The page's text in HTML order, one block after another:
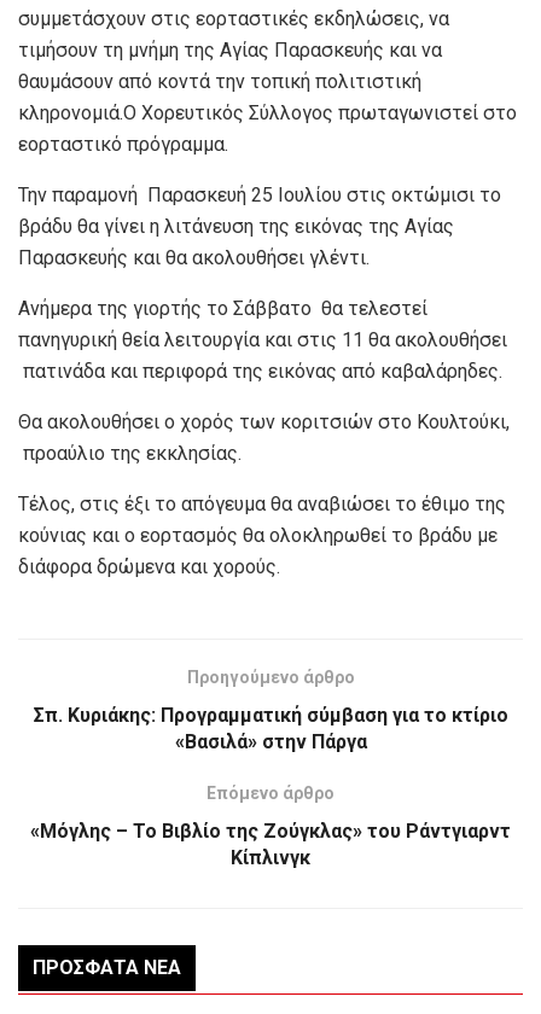
συμμετάσχουν στις εορταστικές εκδηλώσεις, να
τιμήσουν τη μνήμη της Αγίας Παρασκευής και να
θαυμάσουν από κοντά την τοπική πολιτιστική
κληρονομιά.Ο Χορευτικός Σύλλογος πρωταγωνιστεί στο
εορταστικό πρόγραμμα.
Την παραμονή Παρασκευή 25 Ιουλίου στις οκτώμισι το
βράδυ θα γίνει η λιτάνευση της εικόνας της Αγίας
Παρασκευής και θα ακολουθήσει γλέντι.
Ανήμερα της γιορτής το Σάββατο θα τελεστεί
πανηγυρική θεία λειτουργία και στις 11 θα ακολουθήσει
πατινάδα και περιφορά της εικόνας από καβαλάρηδες.
Θα ακολουθήσει ο χορός των κοριτσιών στο Κουλτούκι,
προαύλιο της εκκλησίας.
Τέλος, στις έξι το απόγευμα θα αναβιώσει το έθιμο της
κούνιας και ο εορτασμός θα ολοκληρωθεί το βράδυ με
διάφορα δρώμενα και χορούς.
Προηγούμενο άρθρο
Σπ. Κυριάκης: Προγραμματική σύμβαση για το κτίριο
«Βασιλά» στην Πάργα
Επόμενο άρθρο
«Μόγλης – Το Βιβλίο της Ζούγκλας» του Ράντγιαρντ
Κίπλινγκ
ΠΡΌΣΦΑΤΑ ΝΈΑ